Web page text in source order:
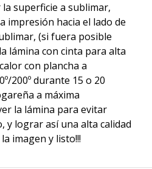
la superficie a sublimar,
impresión hacia el lado de
(si fuera posible
lámina con cinta para alta
con plancha a
200º durante 15 o 20
a máxima
la lámina para evitar
y lograr así una alta calidad
imagen y listo!!!